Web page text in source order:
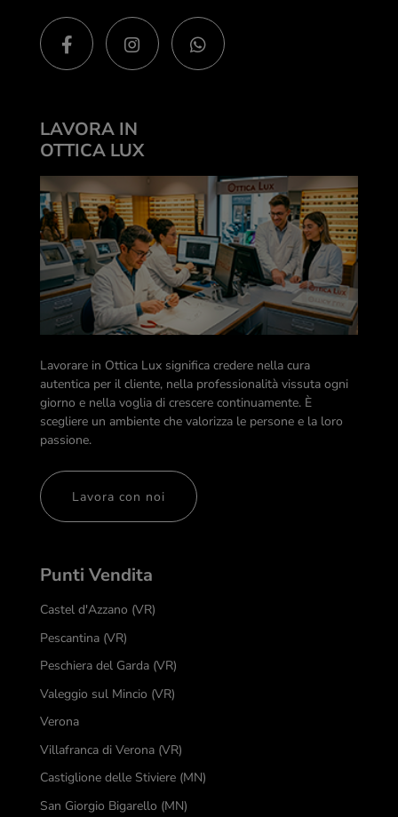
Punti Vendita
Castel d'Azzano (VR)
Pescantina (VR)
Peschiera del Garda (VR)
Valeggio sul Mincio (VR)
Verona
Villafranca di Verona (VR)
Castiglione delle Stiviere (MN)
San Giorgio Bigarello (MN)
LAVORA IN
OTTICA LUX
Lavorare in Ottica Lux significa credere nella cura
autentica per il cliente, nella professionalità vissuta ogni
giorno e nella voglia di crescere continuamente. È
scegliere un ambiente che valorizza le persone e la loro
passione.
Lavora con noi